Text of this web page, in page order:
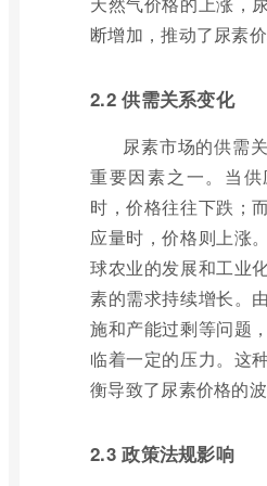
断增加，推动了尿素价
2.2 供需关系变化
尿素市场的供需
重要因素之一。当
时，价格往往下跌；
应量时，价格则上涨
球农业的发展和工业
素的需求持续增长。
施和产能过剩等问题
临着一定的压力。这
衡导致了尿素价格的波
2.3 政策法规影响